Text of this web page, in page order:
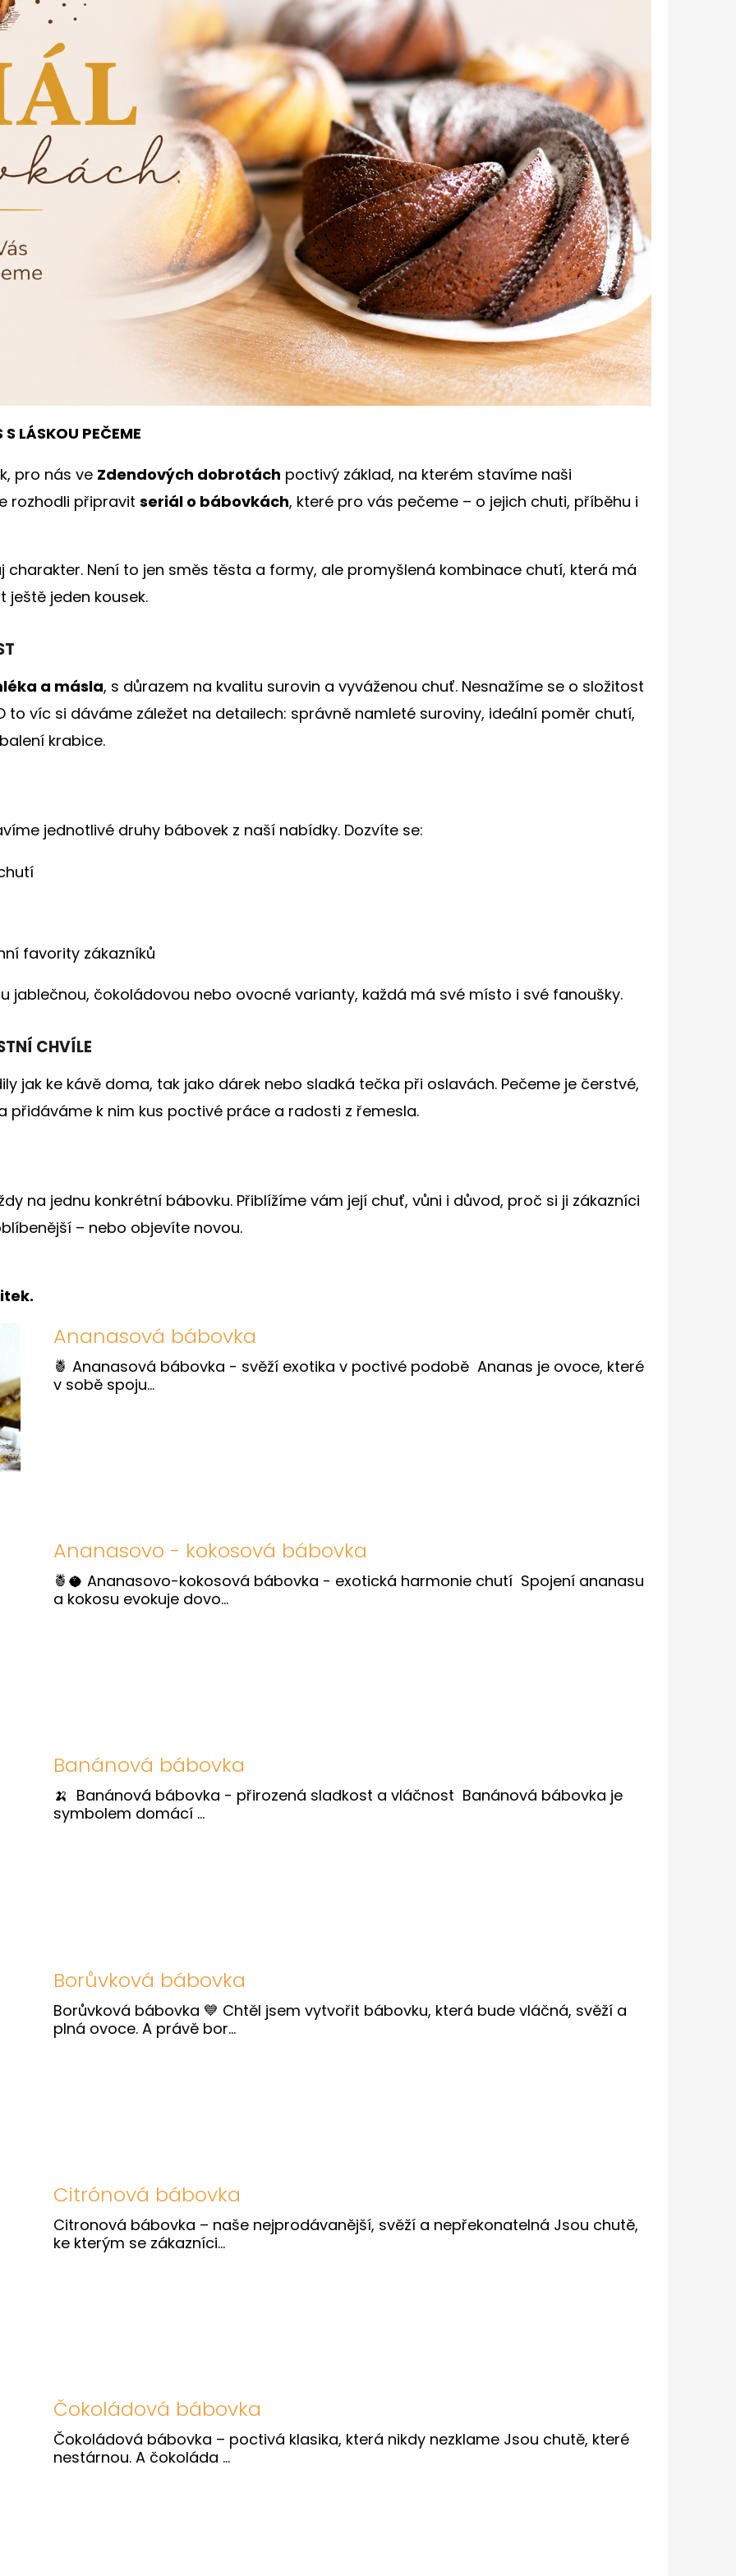
LÁSKOU PEČEME
pro nás ve Zdendových dobrotách poctivý základ, na kterém stavíme naši
rozhodli připravit seriál o bábovkách, které pro vás pečeme – o jejich chuti, příběhu i
Není to jen směs těsta a formy, ale promyšlená kombinace chutí, která má
jeden kousek.
a másla, s důrazem na kvalitu surovin a vyváženou chuť. Nesnažíme se o složitost
to víc si dáváme záležet na detailech: správně namleté suroviny, ideální poměr chutí,
krabice.
jednotlivé druhy bábovek z naší nabídky. Dozvíte se:
favority zákazníků
jablečnou, čokoládovou nebo ovocné varianty, každá má své místo i své fanoušky.
CHVÍLE
jak ke kávě doma, tak jako dárek nebo sladká tečka při oslavách. Pečeme je čerstvé,
k nim kus poctivé práce a radosti z řemesla.
na jednu konkrétní bábovku. Přiblížíme vám její chuť, vůni i důvod, proč si ji zákazníci
– nebo objevíte novou.
Ananasová bábovka
🍍 Ananasová bábovka - svěží exotika v poctivé podobě Ananas je ovoce, které
v sobě spoju...
Ananasovo - kokosová bábovka
🍍🥥 Ananasovo-kokosová bábovka - exotická harmonie chutí Spojení ananasu
a kokosu evokuje dovo...
Banánová bábovka
🍌 Banánová bábovka - přirozená sladkost a vláčnost Banánová bábovka je
symbolem domácí ...
Borůvková bábovka
Borůvková bábovka 💙 Chtěl jsem vytvořit bábovku, která bude vláčná, svěží a
plná ovoce. A právě bor...
Citrónová bábovka
Citronová bábovka – naše nejprodávanější, svěží a nepřekonatelná Jsou chutě,
ke kterým se zákazníci...
Čokoládová bábovka
Čokoládová bábovka – poctivá klasika, která nikdy nezklame Jsou chutě, které
nestárnou. A čokoláda ...